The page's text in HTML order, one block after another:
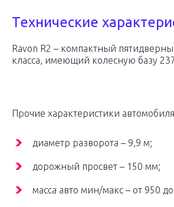
Технические
Ravon R2 – компактный
класса, имеющий колесную базу
Прочие характеристики
диаметр разворота – 9,9 м;
дорожный просвет – 150 мм;
масса авто мин/макс – от 950